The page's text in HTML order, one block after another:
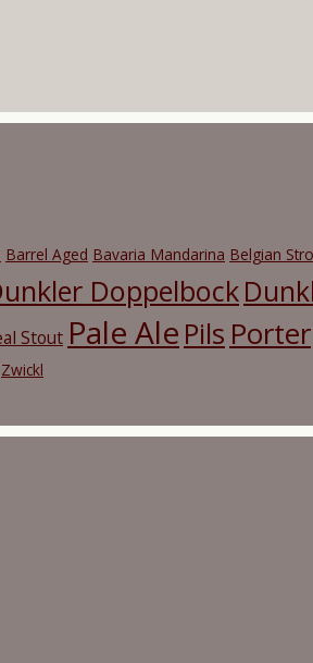
Barrel Aged Bavaria Mandarina Belgian
Doppelbock
Stout Pale Ale Pils Porter
Zwickl